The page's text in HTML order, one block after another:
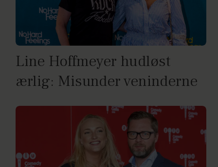
Line Hoffmeyer hudløst
ærlig: Misunder veninderne